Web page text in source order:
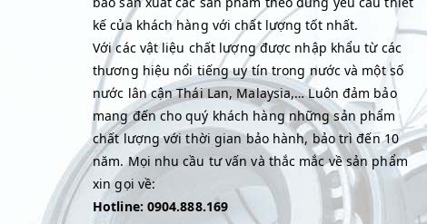
kế của khách hàng với chất lượng tốt nhất.
Với các vật liệu chất lượng được nhập khẩu từ các
thương hiệu nổi tiếng uy tín trong nước và một số
nước lân cận Thái Lan, Malaysia,… Luôn đảm bảo
mang đến cho quý khách hàng những sản phẩm
chất lượng với thời gian bảo hành, bảo trì đến 10
năm. Mọi nhu cầu tư vấn và thắc mắc về sản phẩm
xin gọi về:
Hotline: 0904.888.169